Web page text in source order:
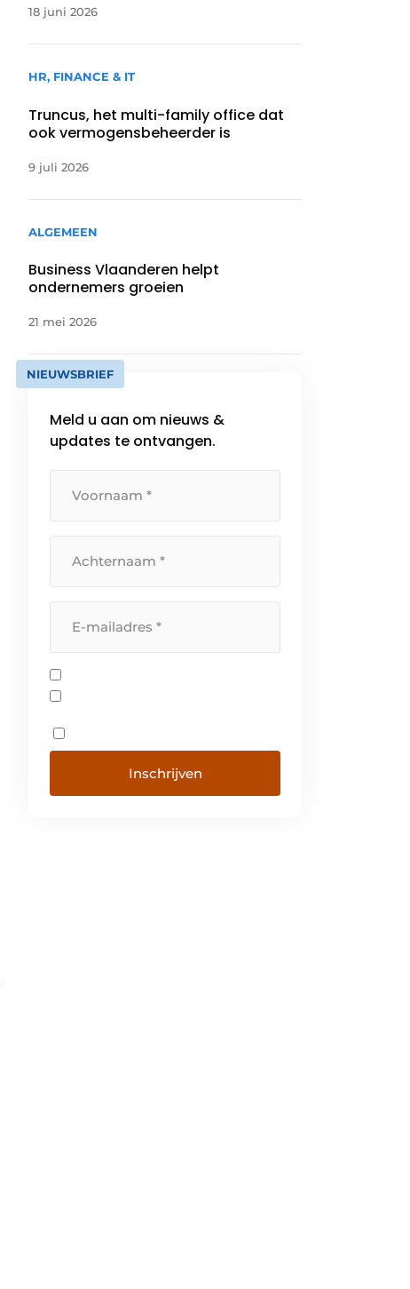
18 juni 2026
HR, FINANCE & IT
Truncus, het multi-family office dat
ook vermogensbeheerder is
9 juli 2026
ALGEMEEN
Business Vlaanderen helpt
ondernemers groeien
21 mei 2026
NIEUWSBRIEF
Meld u aan om nieuws &
updates te ontvangen.